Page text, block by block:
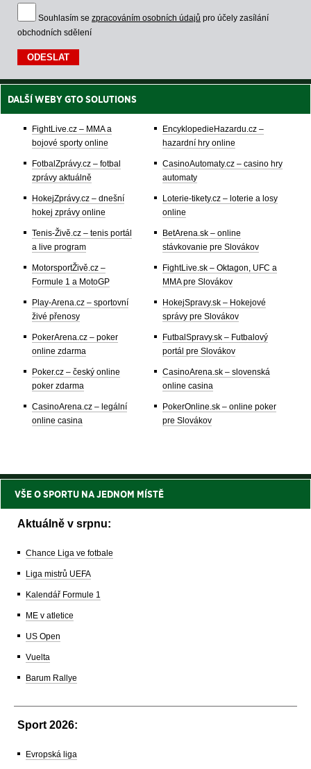
Souhlasím se zpracováním osobních údajů pro účely zasílání
obchodních sdělení
DALŠÍ WEBY GTO SOLUTIONS
FightLive.cz – MMA a
bojové sporty online
FotbalZprávy.cz – fotbal
zprávy aktuálně
HokejZprávy.cz – dnešní
hokej zprávy online
Tenis-Živě.cz – tenis portál
a live program
MotorsportŽivě.cz –
Formule 1 a MotoGP
Play-Arena.cz – sportovní
živé přenosy
PokerArena.cz – poker
online zdarma
Poker.cz – český online
poker zdarma
CasinoArena.cz – legální
online casina
EncyklopedieHazardu.cz –
hazardní hry online
CasinoAutomaty.cz – casino hry
automaty
Loterie-tikety.cz – loterie a losy
online
BetArena.sk – online
stávkovanie pre Slovákov
FightLive.sk – Oktagon, UFC a
MMA pre Slovákov
HokejSpravy.sk – Hokejové
správy pre Slovákov
FutbalSpravy.sk – Futbalový
portál pre Slovákov
CasinoArena.sk – slovenská
online casina
PokerOnline.sk – online poker
pre Slovákov
VŠE O SPORTU NA JEDNOM MÍSTĚ
Aktuálně v srpnu:
Chance Liga ve fotbale
Liga mistrů UEFA
Kalendář Formule 1
ME v atletice
US Open
Vuelta
Barum Rallye
Sport 2026:
Evropská liga